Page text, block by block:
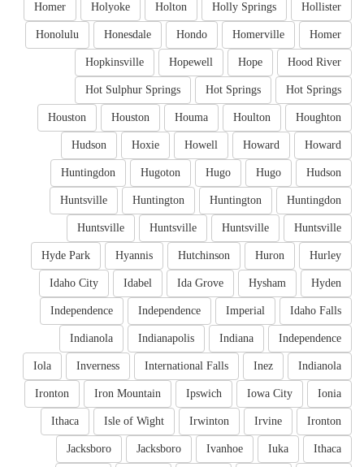
Hollister
Holly Springs
Holton
Holyoke
Homer
Homer
Homerville
Hondo
Honesdale
Honolulu
Hood River
Hope
Hopewell
Hopkinsville
Hot Springs
Hot Springs
Hot Sulphur Springs
Houghton
Houlton
Houma
Houston
Houston
Howard
Howard
Howell
Hoxie
Hudson
Hudson
Hugo
Hugo
Hugoton
Huntingdon
Huntingdon
Huntington
Huntington
Huntsville
Huntsville
Huntsville
Huntsville
Huntsville
Hurley
Huron
Hutchinson
Hyannis
Hyde Park
Hyden
Hysham
Ida Grove
Idabel
Idaho City
Idaho Falls
Imperial
Independence
Independence
Independence
Indiana
Indianapolis
Indianola
Indianola
Inez
International Falls
Inverness
Iola
Ionia
Iowa City
Ipswich
Iron Mountain
Ironton
Ironton
Irvine
Irwinton
Isle of Wight
Ithaca
Ithaca
Iuka
Ivanhoe
Jacksboro
Jacksboro